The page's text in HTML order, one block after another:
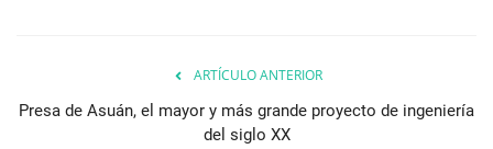
ARTÍCULO ANTERIOR
Presa de Asuán, el mayor y más grande proyecto de ingeniería
del siglo XX